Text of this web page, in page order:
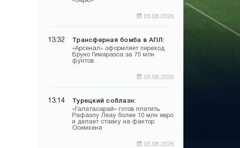
05.08.2026
13:32 Трансферная бомба в АПЛ:
«Арсенал» оформляет переход
Бруно Гимараэса за 75 млн
фунтов
05.08.2026
13:14 Турецкий соблазн:
«Галатасарай» готов платить
Рафаэлу Леау более 10 млн евро
и делает ставку на фактор
Осимхена
05.08.2026